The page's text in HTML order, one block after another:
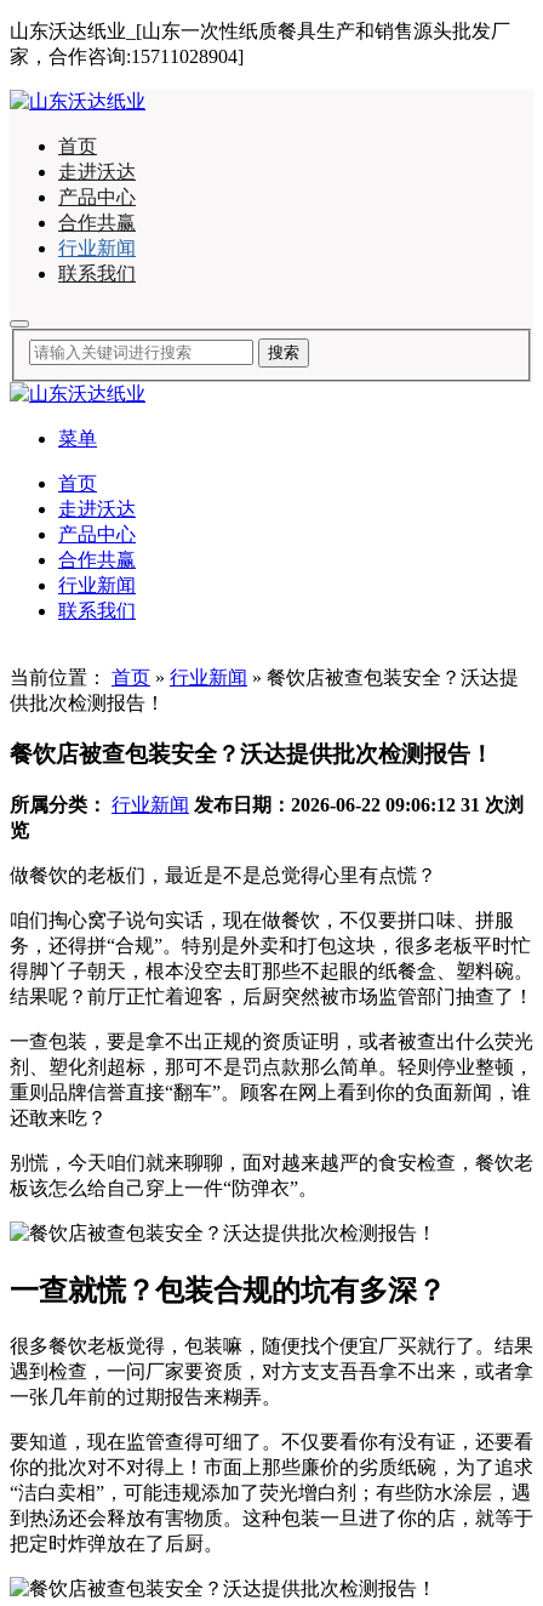
山东沃达纸业_[山东一次性纸质餐具生产和销售源头批发厂
家，合作咨询:15711028904]
首页
走进沃达
产品中心
合作共赢
行业新闻
联系我们
菜单
首页
走进沃达
产品中心
合作共赢
行业新闻
联系我们
当前位置： 首页 » 行业新闻 » 餐饮店被查包装安全？沃达提
供批次检测报告！
餐饮店被查包装安全？沃达提供批次检测报告！
所属分类： 行业新闻 发布日期：2026-06-22 09:06:12 31 次浏
览
做餐饮的老板们，最近是不是总觉得心里有点慌？
咱们掏心窝子说句实话，现在做餐饮，不仅要拼口味、拼服
务，还得拼“合规”。特别是外卖和打包这块，很多老板平时忙
得脚丫子朝天，根本没空去盯那些不起眼的纸餐盒、塑料碗。
结果呢？前厅正忙着迎客，后厨突然被市场监管部门抽查了！
一查包装，要是拿不出正规的资质证明，或者被查出什么荧光
剂、塑化剂超标，那可不是罚点款那么简单。轻则停业整顿，
重则品牌信誉直接“翻车”。顾客在网上看到你的负面新闻，谁
还敢来吃？
别慌，今天咱们就来聊聊，面对越来越严的食安检查，餐饮老
板该怎么给自己穿上一件“防弹衣”。
一查就慌？包装合规的坑有多深？
很多餐饮老板觉得，包装嘛，随便找个便宜厂买就行了。结果
遇到检查，一问厂家要资质，对方支支吾吾拿不出来，或者拿
一张几年前的过期报告来糊弄。
要知道，现在监管查得可细了。不仅要看你有没有证，还要看
你的批次对不对得上！市面上那些廉价的劣质纸碗，为了追求
“洁白卖相”，可能违规添加了荧光增白剂；有些防水涂层，遇
到热汤还会释放有害物质。这种包装一旦进了你的店，就等于
把定时炸弹放在了后厨。